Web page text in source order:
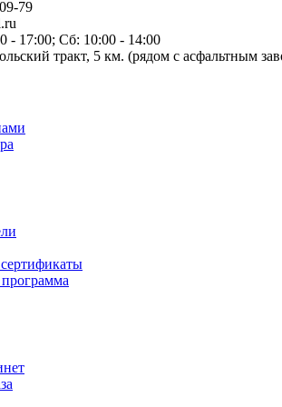
79
- 17:00; Сб: 10:00 - 14:00
тракт, 5 км. (рядом с асфальтным